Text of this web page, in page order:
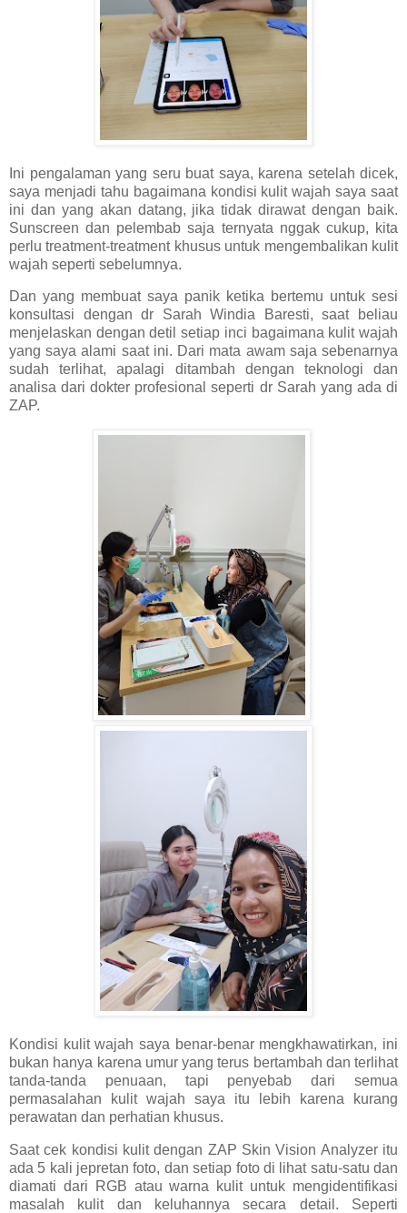
Ini pengalaman yang seru buat saya, karena setelah dicek,
saya menjadi tahu bagaimana kondisi kulit wajah saya saat
ini dan yang akan datang, jika tidak dirawat dengan baik.
Sunscreen dan pelembab saja ternyata nggak cukup, kita
perlu treatment-treatment khusus untuk mengembalikan kulit
wajah seperti sebelumnya.
Dan yang membuat saya panik ketika bertemu untuk sesi
konsultasi dengan dr Sarah Windia Baresti, saat beliau
menjelaskan dengan detil setiap inci bagaimana kulit wajah
yang saya alami saat ini. Dari mata awam saja sebenarnya
sudah terlihat, apalagi ditambah dengan teknologi dan
analisa dari dokter profesional seperti dr Sarah yang ada di
ZAP.
Kondisi kulit wajah saya benar-benar mengkhawatirkan, ini
bukan hanya karena umur yang terus bertambah dan terlihat
tanda-tanda penuaan, tapi penyebab dari semua
permasalahan kulit wajah saya itu lebih karena kurang
perawatan dan perhatian khusus.
Saat cek kondisi kulit dengan ZAP Skin Vision Analyzer itu
ada 5 kali jepretan foto, dan setiap foto di lihat satu-satu dan
diamati dari RGB atau warna kulit untuk mengidentifikasi
masalah kulit dan keluhannya secara detail. Seperti